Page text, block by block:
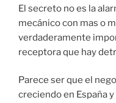
El secreto no es la
mecánico con mas o
verdaderamente
receptora que hay
Parece ser que el
creciendo en España